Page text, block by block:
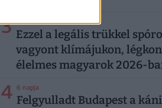
3 3 hete
Ezzel a legális trükkel
vagyont klímájukon,
élelmes magyarok 2026-
4 6 napja
Felgyulladt Budapest a